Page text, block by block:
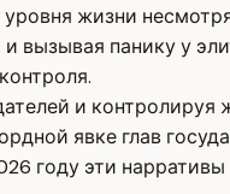
жизни
вызывая панику у
и контролируя
явке глав
году эти